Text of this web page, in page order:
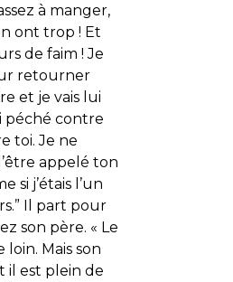
à manger,
ont trop ! Et
de faim ! Je
retourner
et je vais lui
péché contre
toi. Je ne
appelé ton
si j’étais l’un
Il part pour
son père. « Le
loin. Mais son
il est plein de